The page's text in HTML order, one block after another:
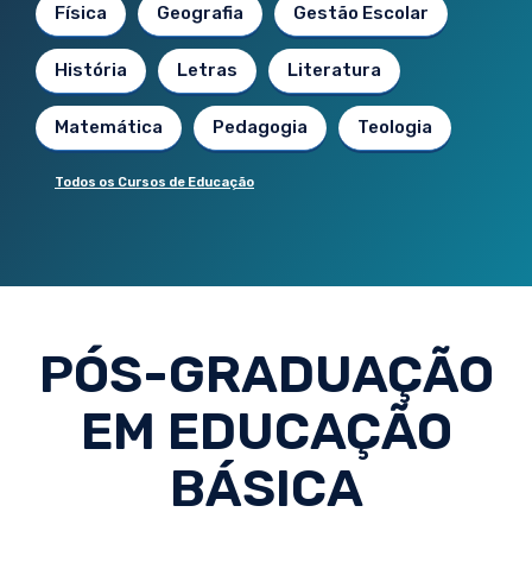
Física Geografia Gestão Escolar
História Letras Literatura
Matemática Pedagogia Teologia
Todos os Cursos de Educação
PÓS-GRADUAÇÃO
EM EDUCAÇÃO
BÁSICA